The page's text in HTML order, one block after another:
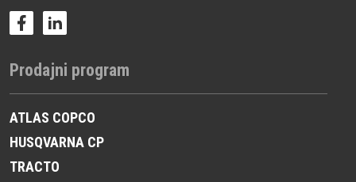
Prodajni program
ATLAS COPCO
HUSQVARNA CP
TRACTO